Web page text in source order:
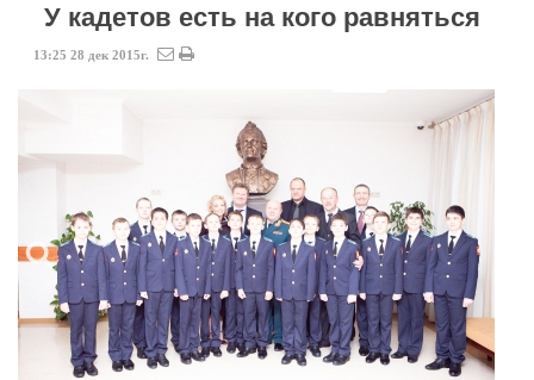
У кадетов есть на кого равняться
13:25 28 дек 2015г.